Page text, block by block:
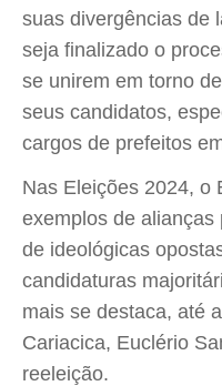
suas divergências de
seja finalizado o
se unirem em torno
seus candidatos,
cargos de prefeitos
Nas Eleições 2024, o
exemplos de
de ideológicas
candidaturas
mais se destaca, até
Cariacica, Euclério
reeleição.